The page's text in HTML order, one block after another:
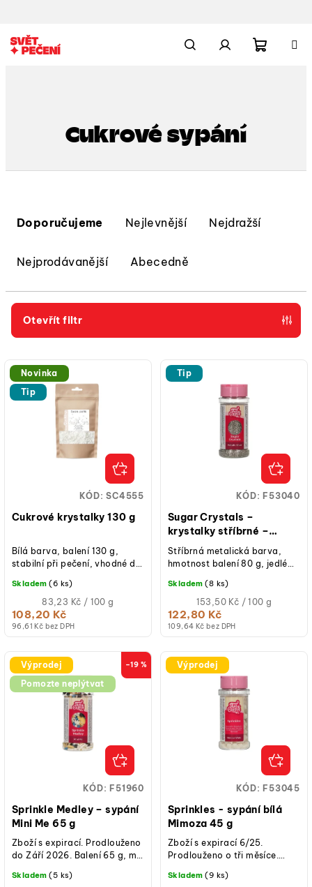
na
obsah
Cukrové sypání
r
d
u
Doporučujeme Nejlevnější Nejdražší
Nejprodávanější Abecedně
Otevřít filtr
ý
p
d
k
t
ů
Novinka
Tip
Cukrové krystalky 130 g
96,61 Kč bez DPH
108,20 Kč
Měrná
cena:
83,23 Kč / 100 g
Skladem (6 ks)
Bílá barva, balení 130 g,
stabilní při pečení, vhodné do
dezertů.
KÓD:SC4555
Tip
Sugar Crystals –
krystalky stříbrné –
metalické 80 g
109,64 Kč bez DPH
122,80 Kč
Měrná
cena:
153,50 Kč / 100 g
Skladem (8 ks)
Stříbrná metalická barva,
hmotnost balení 80 g, jedlé
efekt, vhodné na dorty,
cupcaky,...
KÓD: F53040
Výprodej
Pomozte neplýtvat
–19 %
Sprinkle Medley – sypání
Mini Me 65 g
Skladem (5 ks)
Zboží s expirací. Prodlouženo
do Září 2026. Balení 65 g, mix
žlutá, bílá, modrá, černá...
KÓD:F51960
Výprodej
Sprinkles - sypání bílá
Mimoza 45 g
Skladem (9 ks)
Zboží s expirací 6/25.
Prodlouženo o tři měsíce.
dobroty těmito zábavnými
KÓD:F53045